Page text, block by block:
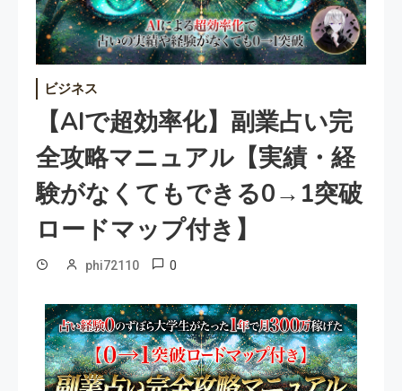
ビジネス
【AIで超効率化】副業占い完
全攻略マニュアル【実績・経
験がなくてもできる0→1突破
ロードマップ付き】
phi72110 0